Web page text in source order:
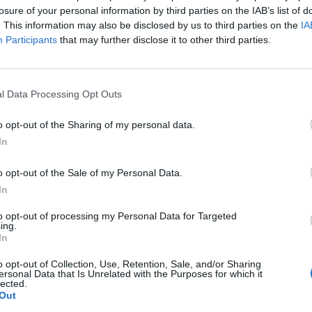
of your personal information by third parties on the IAB’s list of
This information may also be disclosed by us to third parties on the
Participants that may further disclose it to other third parties.
Data Processing Opt Outs
opt-out of the Sharing of my personal data.
opt-out of the Sale of my Personal Data.
opt-out of processing my Personal Data for Targeted
opt-out of Collection, Use, Retention, Sale, and/or Sharing
Data that Is Unrelated with the Purposes for which it
arra, hogy segítsen megóvni a távközlési verseny
a kommunikációs harc a két szolgáltató között, amelyen
cikkünk2005.08.17 14:12A TELE2 Versenyhivatalhoz
esetén az ügyfélnek nincs havidíj fizetési
hírarchívumához tartozik, melynek olvasása
tartalmazza:
cikkarchívum
Előfizetés